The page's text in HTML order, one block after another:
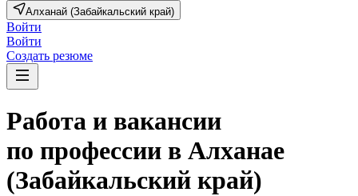
Алханай (Забайкальский край)
Войти
Войти
Создать резюме
Работа и вакансии
по профессии в Алханае
(Забайкальский край)